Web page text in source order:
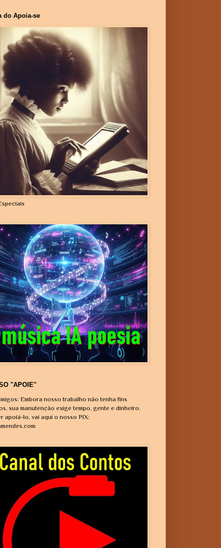
do Apoia-se
"APOIE"
Embora nosso trabalho não tenha fins
sua manutenção exige tempo, gente e dinheiro.
apoiá-lo, vai aqui o nosso PIX: